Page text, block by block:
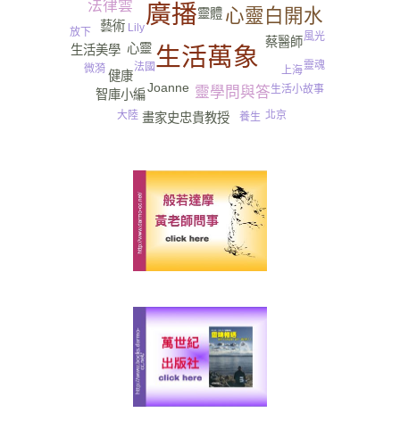
廣播
生活萬象
心靈白開水
靈學問與答
法律雲
心靈
靈體
畫家史忠貴教授
Joanne
蔡醫師
生活美學
健康
藝術
智庫小編
養生
上海
Lily
生活小故事
風光
大陸
微漪 法國
北京
放下
靈魂